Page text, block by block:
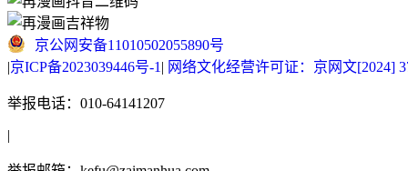
京公网安备11010502055890号
|京ICP备2023039446号-1 | 网络文化经营许可证：京网文[2024]
举报电话：010-64141207
|